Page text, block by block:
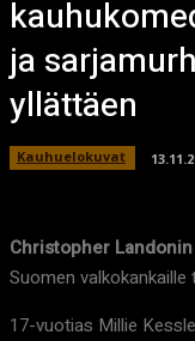
ja
yllättäen
Kauhuelokuvat
Christopher Landonin
Suomen valkokankaille
17-vuotias Millie